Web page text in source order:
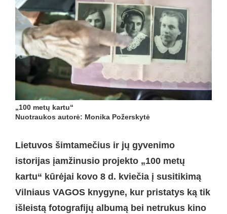
„100 metų kartu“
Nuotraukos autorė: Monika Požerskytė
Lietuvos šimtamečius ir jų gyvenimo
istorijas įamžinusio projekto „100 metų
kartu“ kūrėjai kovo 8 d. kviečia į susitikimą
Vilniaus VAGOS knygyne, kur pristatys ką tik
iš leistą fotografijų albumą bei netrukus kino